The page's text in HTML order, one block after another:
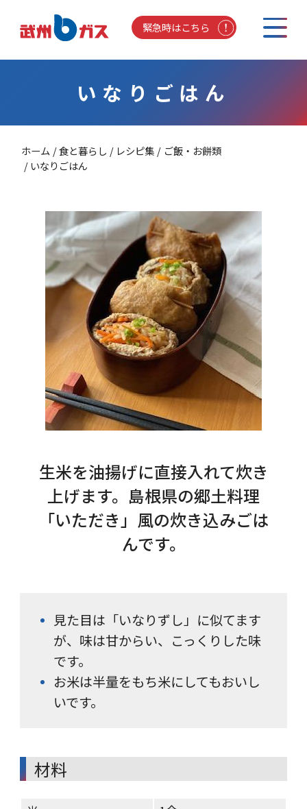
緊急時はこちら
いなりごはん
ホーム 食と暮らし レシピ集
ご飯・お餅類
いなりごはん
生米を油揚げに直接入れて炊き
上げます。島根県の郷土料理
「いただき」風の炊き込みごは
んです。
見た目は「いなりずし」に似てます
が、味は甘からい、こっくりした味
です。
お米は半量をもち米にしてもおいし
いです。
材料